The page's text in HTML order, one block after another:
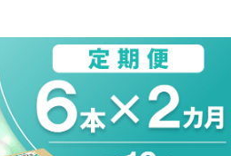
便) 【2か月定期便】爽健美茶 2L×6
【2か月定期便】爽健美茶 2L×6本(1ケース
ソフトドリンク 【2か月定期便】爽健
ソフトドリンク お茶 【2か月